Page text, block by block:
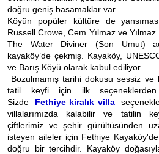
doğru geniş basamaklar var.
Köyün popüler kültüre de
Russell Crowe, Cem Yılmaz ve
The Water Diviner (Son Umut)
kayaköy’de çekmiş. Kayaköy,
ve Barış Köyü olarak kabul ediliyor.
Bozulmamış tarihi dokusu sessiz ve
tatil keyfi için ilk seçeneklerden
Sizde Fethiye kiralık villa
villalarımızda kalabilir ve tatilin
çiftlerimiz ve şehir gürültüsünden
isteyen aileler için Fethiye
doğru bir tercihdir. Kayaköy